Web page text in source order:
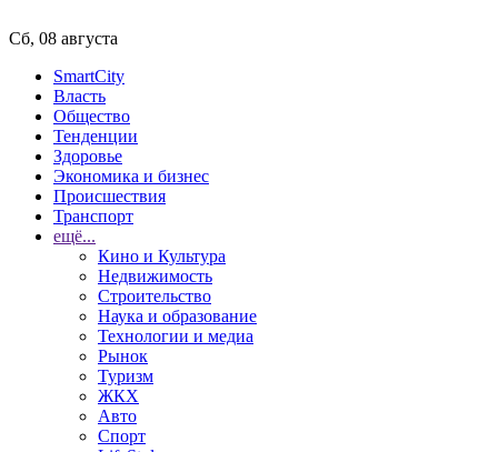
Сб, 08 августа
SmartCity
Власть
Общество
Тенденции
Здоровье
Экономика и бизнес
Происшествия
Транспорт
ещё...
Кино и Культура
Недвижимость
Строительство
Наука и образование
Технологии и медиа
Рынок
Туризм
ЖКХ
Авто
Спорт